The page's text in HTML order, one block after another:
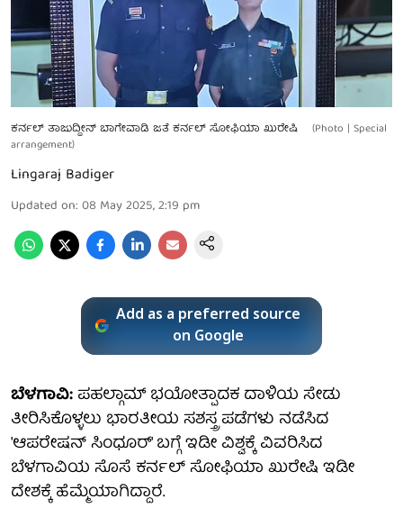
ಕರ್ನಲ್ ತಾಜುದ್ದೀನ್ ಬಾಗೇವಾಡಿ ಜತೆ ಕರ್ನಲ್ ಸೋಫಿಯಾ ಖುರೇಷಿ
(Photo | Special
arrangement)
Lingaraj Badiger
Updated on: 08 May 2025, 2:19 pm
Add as a preferred source
on Google
ಬೆಳಗಾವಿ:ಪಹಲ್ಗಾಮ್ ಭಯೋತ್ಪಾದಕ ದಾಳಿಯ ಸೇಡು
ತೀರಿಸಿಕೊಳ್ಳಲು ಭಾರತೀಯ ಸಶಸ್ತ್ರ ಪಡೆಗಳು ನಡೆಸಿದ
'ಆಪರೇಷನ್ ಸಿಂಧೂರ್' ಬಗ್ಗೆ ಇಡೀ ವಿಶ್ವಕ್ಕೆ ವಿವರಿಸಿದ
ಬೆಳಗಾವಿಯ ಸೊಸೆ ಕರ್ನಲ್ ಸೋಫಿಯಾ ಖುರೇಷಿ ಇಡೀ
ದೇಶಕ್ಕೆ ಹೆಮ್ಮೆಯಾಗಿದ್ದಾರೆ.